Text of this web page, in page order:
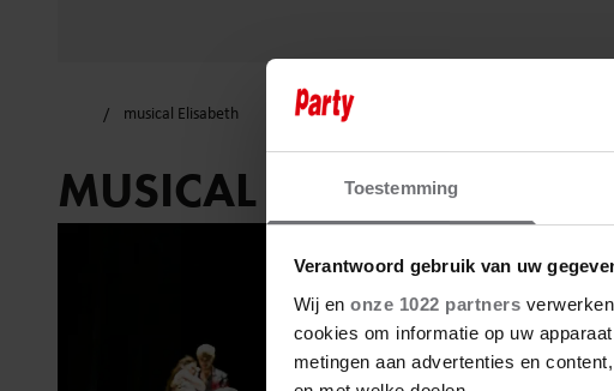
Toestemming
Verantwoord gebruik van uw
Wij en onze 1022 partners
cookies om informatie op uw
metingen aan advertenties en
musical Elisabeth
MUSICAL ELISABETH